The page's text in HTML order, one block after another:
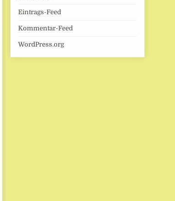
Eintrags-Feed
Kommentar-Feed
WordPress.org